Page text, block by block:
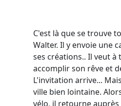
C'est là que se trouve
Walter. Il y envoie une
ses créations.. Il veut à
accomplir son rêve et
L'invitation arrive...
ville bien lointaine.
vélo, il retourne